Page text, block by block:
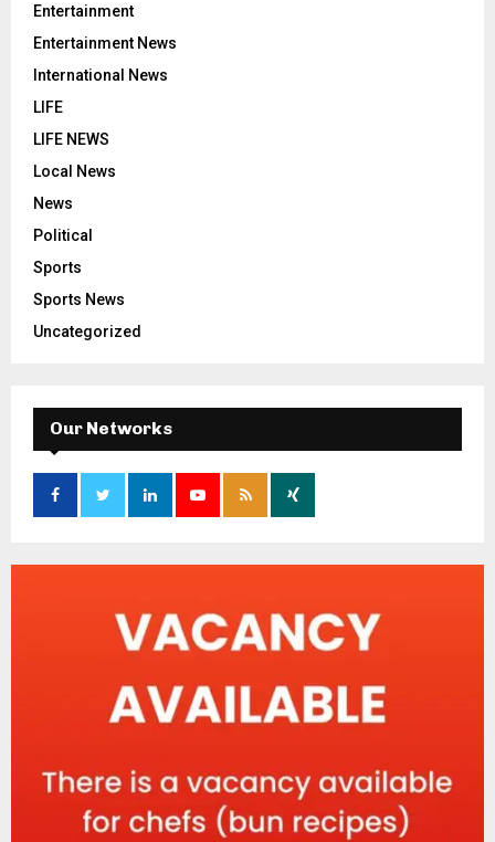
Entertainment
Entertainment News
International News
LIFE
LIFE NEWS
Local News
News
Political
Sports
Sports News
Uncategorized
Our Networks